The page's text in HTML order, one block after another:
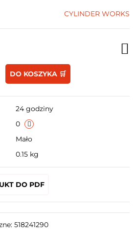
CYLINDER WORKS
DO KOSZYKA 🛒
24 godziny
0
Mało
0.15 kg
DO PDF
518241290